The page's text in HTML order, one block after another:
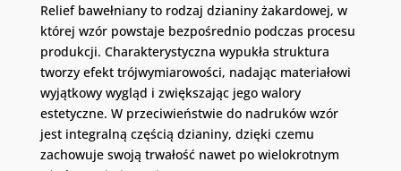
Relief bawełniany to rodzaj dzianiny żakardowej, w
której wzór powstaje bezpośrednio podczas procesu
produkcji. Charakterystyczna wypukła struktura
tworzy efekt trójwymiarowości, nadając materiałowi
wyjątkowy wygląd i zwiększając jego walory
estetyczne. W przeciwieństwie do nadruków wzór
jest integralną częścią dzianiny, dzięki czemu
zachowuje swoją trwałość nawet po wielokrotnym